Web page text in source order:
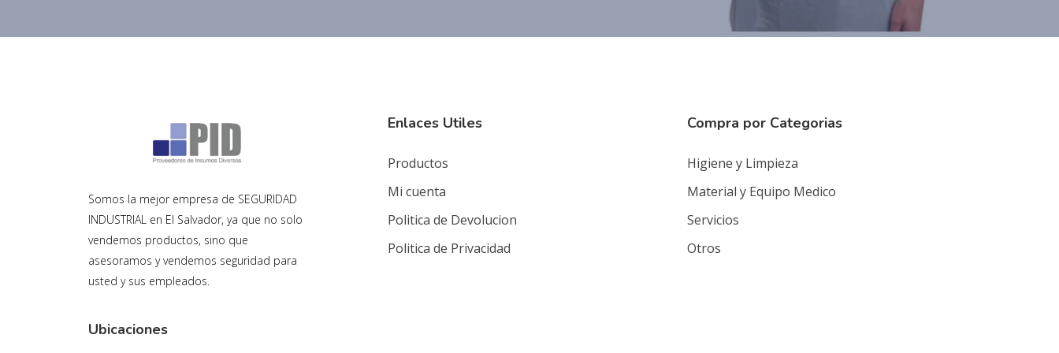
Somos la mejor empresa de SEGURIDAD
INDUSTRIAL en El Salvador, ya que no solo
vendemos productos, sino que
asesoramos y vendemos seguridad para
usted y sus empleados.
Ubicaciones
Enlaces Utiles
Productos
Mi cuenta
Politica de Devolucion
Politica de Privacidad
Compra por Categorias
Higiene y Limpieza
Material y Equipo Medico
Servicios
Otros